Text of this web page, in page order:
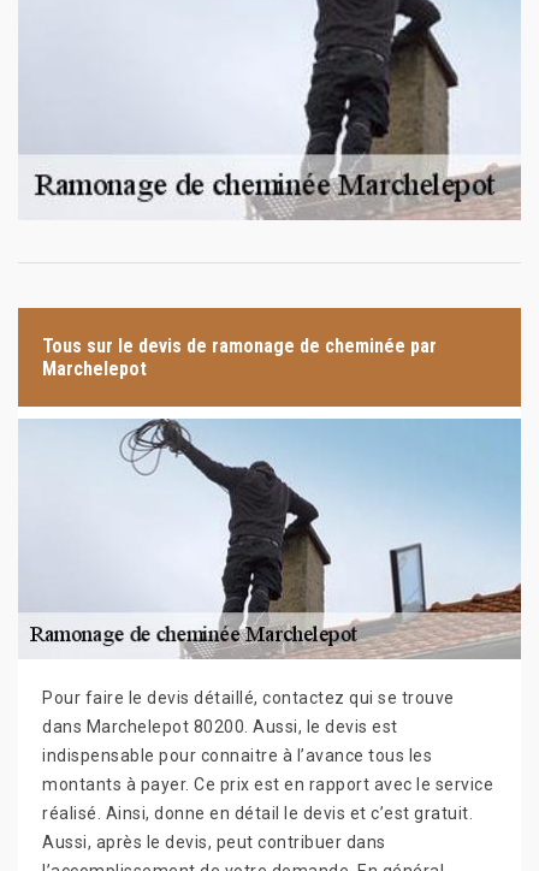
Tous sur le devis de ramonage de cheminée par
Marchelepot
Pour faire le devis détaillé, contactez qui se trouve
dans Marchelepot 80200. Aussi, le devis est
indispensable pour connaitre à l’avance tous les
montants à payer. Ce prix est en rapport avec le service
réalisé. Ainsi, donne en détail le devis et c’est gratuit.
Aussi, après le devis, peut contribuer dans